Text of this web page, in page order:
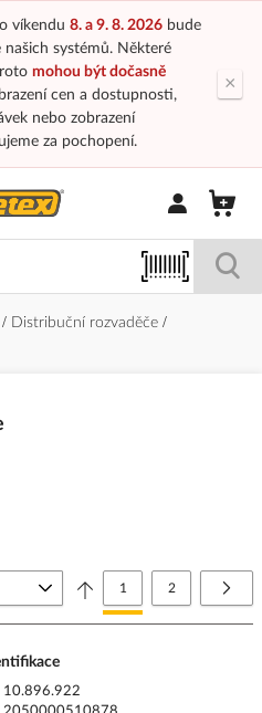
víkendu 8. a 9. 8. 2026bude
systémů. Některé
mohou být dočasně
cen a dostupnosti,
nebo zobrazení
za pochopení.
×
Přihlásit/
Distribuční rozvaděče
Stránka
Právě si prohlížíte
1 Stránka
2
10.896.922